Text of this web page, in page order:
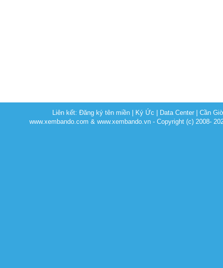
Liên kết:Đăng ký tên miền Ký Ức Data Center |Cần
www.xembando.com & www.xembando.vn - Copyright (c) 2008-